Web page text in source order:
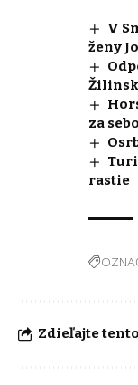
V
ženy
za
rastie
Zdieľajte